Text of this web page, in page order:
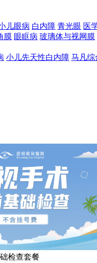
儿眼病 白内障 青光眼 医
膜 眼眶病 玻璃体与视网膜
小儿先天性白内障 马凡综
检查套餐